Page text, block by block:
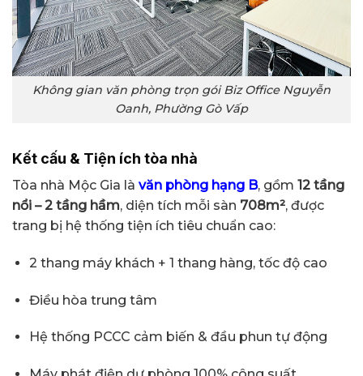
Không gian văn phòng trọn gói Biz Office Nguyễn
Oanh, Phường Gò Vấp
Kết cấu & Tiện ích tòa nhà
Tòa nhà Mộc Gia là văn phòng hạng B, gồm 12 tầng
nổi – 2 tầng hầm, diện tích mỗi sàn 708m², được
trang bị hệ thống tiện ích tiêu chuẩn cao:
2 thang máy khách + 1 thang hàng, tốc độ cao
Điều hòa trung tâm
Hệ thống PCCC cảm biến & đầu phun tự động